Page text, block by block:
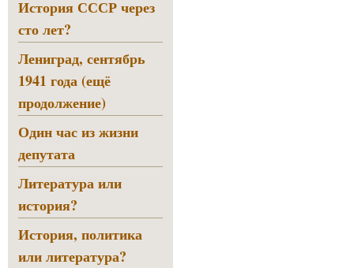
История СССР через
сто лет?
Лениград, сентябрь
1941 года (ещё
продолжение)
Один час из жизни
депутата
Литература или
история?
История, политика
или литература?